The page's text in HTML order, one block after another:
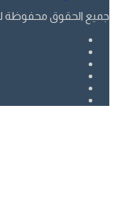
جميع الحقوق محفوظة لـ "